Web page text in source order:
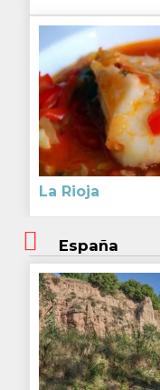
La Rioja
España